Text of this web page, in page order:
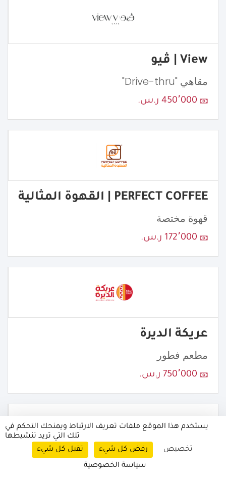
View | ڤيو
مقاهي "Drive-thru"
450٬000 ر.س.
PERFECT COFFEE | القهوة المثالية
قهوة مختصة
172٬000 ر.س.
عريكة الديرة
مطعم فطور
750٬000 ر.س.
يستخدم هذا الموقع ملفات تعريف الارتباط ويمنحك التحكم في
تلك التي تريد تنشيطها
تقبل كل شيء
رفض كل شيء
تخصيص
سياسة الخصوصية